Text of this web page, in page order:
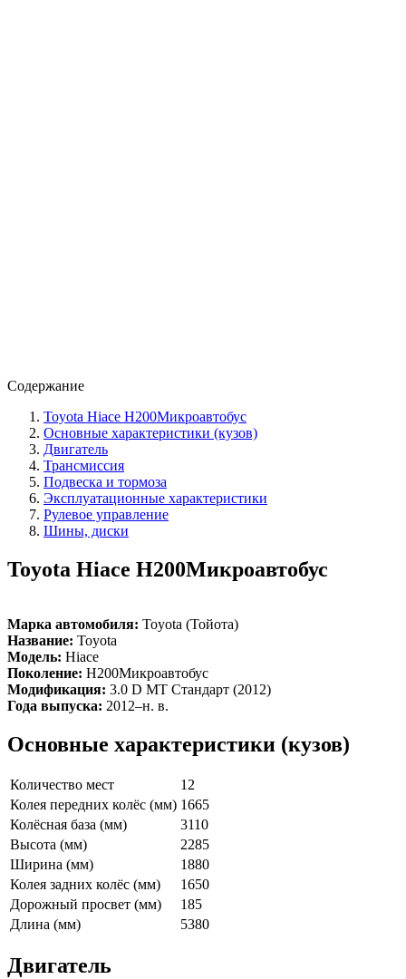
Содержание
Toyota Hiace H200Микроавтобус
Основные характеристики (кузов)
Двигатель
Трансмиссия
Подвеска и тормоза
Эксплуатационные характеристики
Рулевое управление
Шины, диски
Toyota Hiace H200Микроавтобус
Марка автомобиля: Toyota (Тойота)
Название: Toyota
Модель: Hiace
Поколение: H200Микроавтобус
Модификация: 3.0 D MT Стандарт (2012)
Года выпуска: 2012–н. в.
Основные характеристики (кузов)
Количество мест
12
Колея передних колёс (мм) 1665
Колёсная база (мм)
3110
Высота (мм)
2285
Ширина (мм)
1880
Колея задних колёс (мм)
1650
Дорожный просвет (мм)
185
Длина (мм)
5380
Двигатель